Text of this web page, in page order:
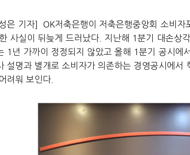
은 기자] OK저축은행이 저축은행중앙회 소비
사실이 뒤늦게 드러났다. 지난해 1분기 대손상
1년 가까이 정정되지 않았고 올해 1분기 공시에
설명과 별개로 소비자가 의존하는 경영공시에
려워 보인다.